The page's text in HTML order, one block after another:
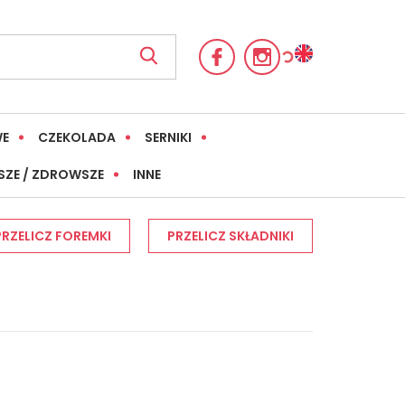
CZEKOLADA SERNIKI
/ ZDROWSZE INNE
FOREMKI PRZELICZ SKŁADNIKI